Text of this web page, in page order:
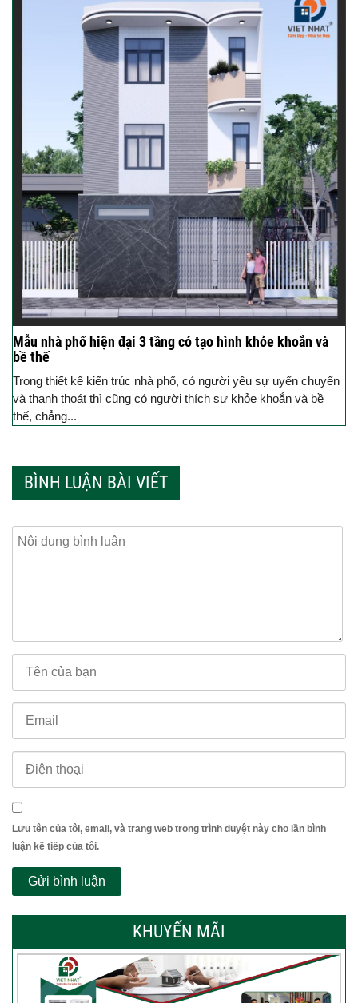
Mẫu nhà phố hiện đại 3 tầng có tạo hình khỏe khoắn và
bề thế
Trong thiết kế kiến trúc nhà phố, có người yêu sự uyển chuyển
và thanh thoát thì cũng có người thích sự khỏe khoắn và bề
thế, chẳng...
BÌNH LUẬN BÀI VIẾT
Lưu tên của tôi, email, và trang web trong trình duyệt này cho lần bình
luận kế tiếp của tôi.
KHUYẾN MÃI